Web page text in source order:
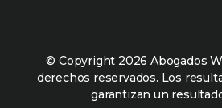
© Copyright 2026 Abogados
derechos reservados. Los
garantizan un